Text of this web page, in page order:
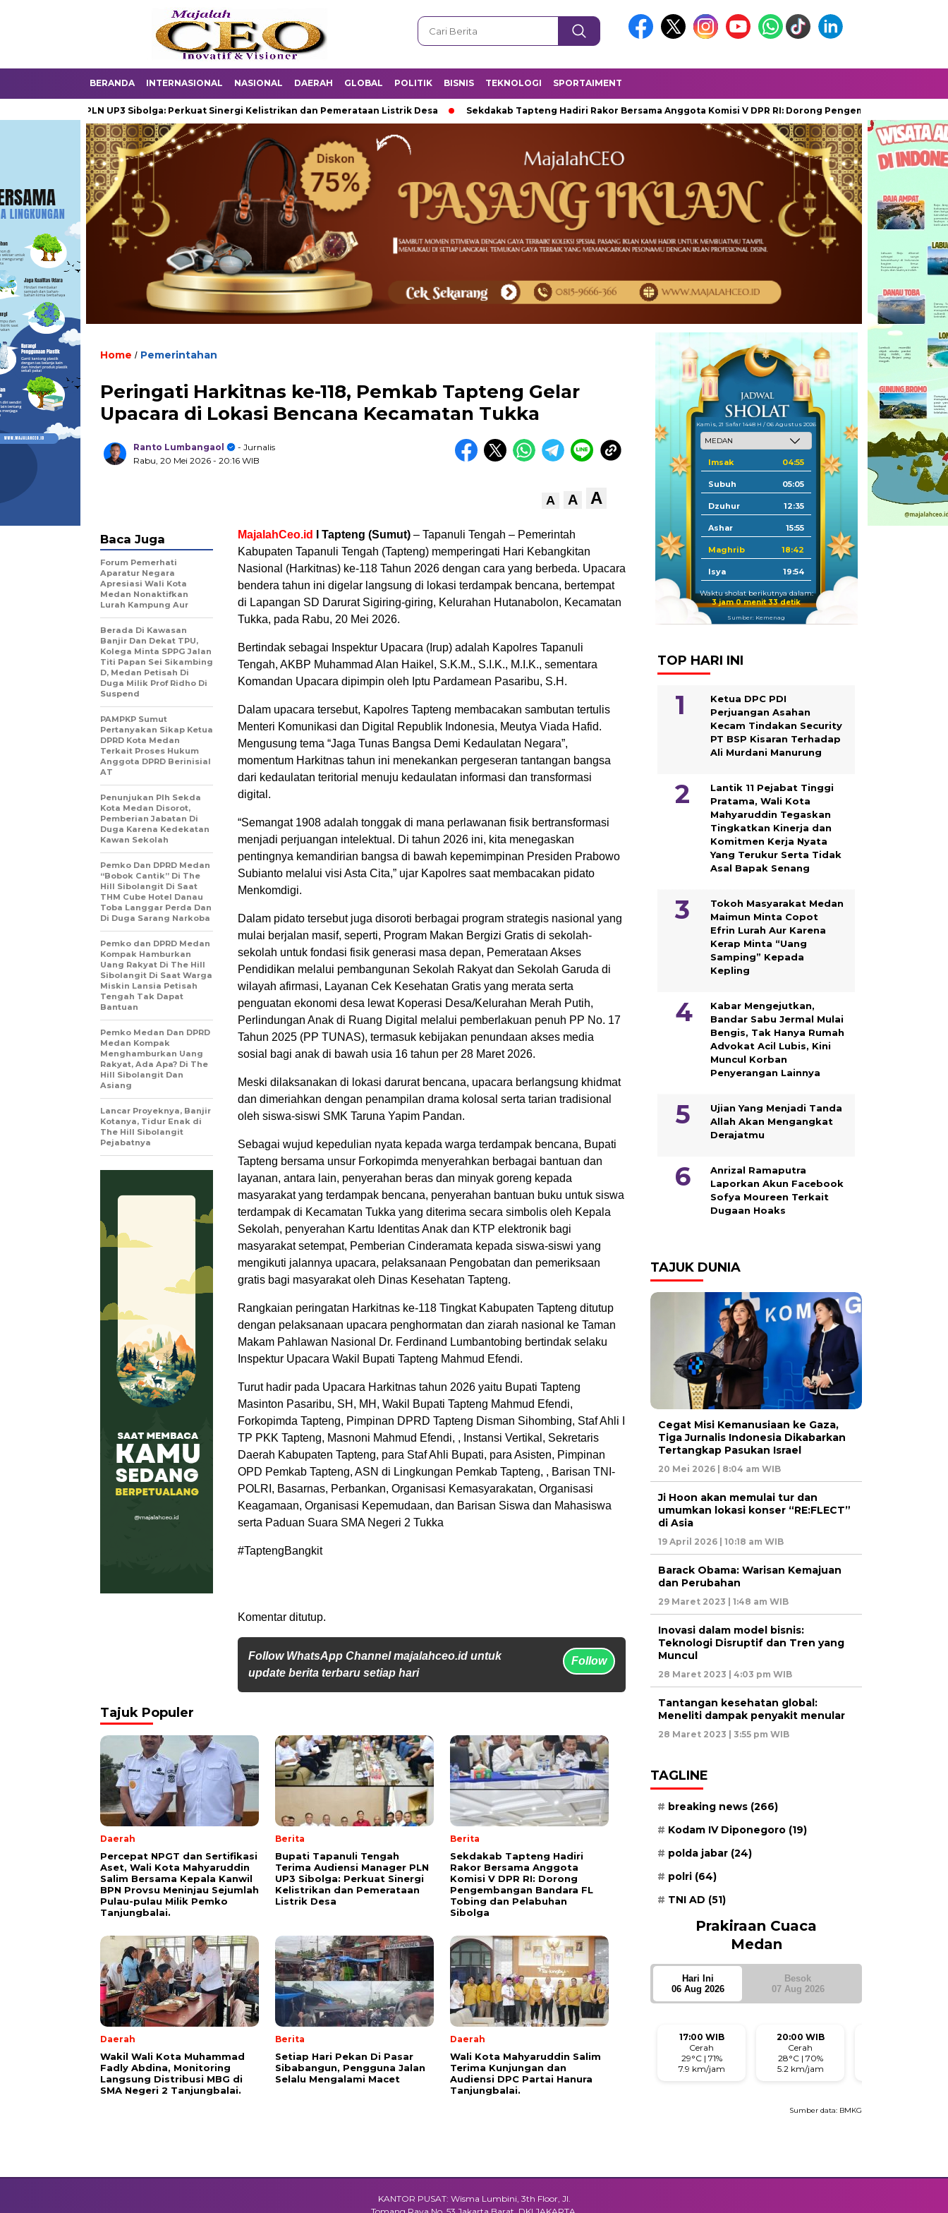
BERANDA INTERNASIONAL NASIONAL DAERAH GLOBAL POLITIK BISNIS TEKNOLOGI SPORTAIMENT
PLN UP3 Sibolga: Perkuat Sinergi Kelistrikan dan Pemerataan Listrik Desa Sekdakab Tapteng Hadiri Rakor Bersama Anggota Komisi V DPR RI: Dorong Pengembangan Bandara FL
Home / Pemerintahan
Peringati Harkitnas ke-118, Pemkab Tapteng Gelar
Upacara di Lokasi Bencana Kecamatan Tukka
Ranto Lumbangaol
- Jurnalis
Rabu, 20 Mei 2026 - 20:16 WIB
A A A
MajalahCeo.id I Tapteng (Sumut) – Tapanuli Tengah – Pemerintah
Kabupaten Tapanuli Tengah (Tapteng) memperingati Hari Kebangkitan
Nasional (Harkitnas) ke-118 Tahun 2026 dengan cara yang berbeda. Upacara
bendera tahun ini digelar langsung di lokasi terdampak bencana, bertempat
di Lapangan SD Darurat Sigiring-giring, Kelurahan Hutanabolon, Kecamatan
Tukka, pada Rabu, 20 Mei 2026.
Bertindak sebagai Inspektur Upacara (Irup) adalah Kapolres Tapanuli
Tengah, AKBP Muhammad Alan Haikel, S.K.M., S.I.K., M.I.K., sementara
Komandan Upacara dipimpin oleh Iptu Pardamean Pasaribu, S.H.
Dalam upacara tersebut, Kapolres Tapteng membacakan sambutan tertulis
Menteri Komunikasi dan Digital Republik Indonesia, Meutya Viada Hafid.
Mengusung tema “Jaga Tunas Bangsa Demi Kedaulatan Negara”,
momentum Harkitnas tahun ini menekankan pergeseran tantangan bangsa
dari kedaulatan teritorial menuju kedaulatan informasi dan transformasi
digital.
“Semangat 1908 adalah tonggak di mana perlawanan fisik bertransformasi
menjadi perjuangan intelektual. Di tahun 2026 ini, kita menegaskan
pentingnya kemandirian bangsa di bawah kepemimpinan Presiden Prabowo
Subianto melalui visi Asta Cita,” ujar Kapolres saat membacakan pidato
Menkomdigi.
Dalam pidato tersebut juga disoroti berbagai program strategis nasional yang
mulai berjalan masif, seperti, Program Makan Bergizi Gratis di sekolah-
sekolah untuk fondasi fisik generasi masa depan, Pemerataan Akses
Pendidikan melalui pembangunan Sekolah Rakyat dan Sekolah Garuda di
wilayah afirmasi, Layanan Cek Kesehatan Gratis yang merata serta
penguatan ekonomi desa lewat Koperasi Desa/Kelurahan Merah Putih,
Perlindungan Anak di Ruang Digital melalui pemberlakuan penuh PP No. 17
Tahun 2025 (PP TUNAS), termasuk kebijakan penundaan akses media
sosial bagi anak di bawah usia 16 tahun per 28 Maret 2026.
Meski dilaksanakan di lokasi darurat bencana, upacara berlangsung khidmat
dan dimeriahkan dengan penampilan drama kolosal serta tarian tradisional
oleh siswa-siswi SMK Taruna Yapim Pandan.
Sebagai wujud kepedulian nyata kepada warga terdampak bencana, Bupati
Tapteng bersama unsur Forkopimda menyerahkan berbagai bantuan dan
layanan, antara lain, penyerahan beras dan minyak goreng kepada
masyarakat yang terdampak bencana, penyerahan bantuan buku untuk siswa
terdampak di Kecamatan Tukka yang diterima secara simbolis oleh Kepala
Sekolah, penyerahan Kartu Identitas Anak dan KTP elektronik bagi
masyarakat setempat, Pemberian Cinderamata kepada siswa-siswi yang
mengikuti jalannya upacara, pelaksanaan Pengobatan dan pemeriksaan
gratis bagi masyarakat oleh Dinas Kesehatan Tapteng.
Rangkaian peringatan Harkitnas ke-118 Tingkat Kabupaten Tapteng ditutup
dengan pelaksanaan upacara penghormatan dan ziarah nasional ke Taman
Makam Pahlawan Nasional Dr. Ferdinand Lumbantobing bertindak selaku
Inspektur Upacara Wakil Bupati Tapteng Mahmud Efendi.
Turut hadir pada Upacara Harkitnas tahun 2026 yaitu Bupati Tapteng
Masinton Pasaribu, SH, MH, Wakil Bupati Tapteng Mahmud Efendi,
Forkopimda Tapteng, Pimpinan DPRD Tapteng Disman Sihombing, Staf Ahli I
TP PKK Tapteng, Masnoni Mahmud Efendi, , Instansi Vertikal, Sekretaris
Daerah Kabupaten Tapteng, para Staf Ahli Bupati, para Asisten, Pimpinan
OPD Pemkab Tapteng, ASN di Lingkungan Pemkab Tapteng, , Barisan TNI-
POLRI, Basarnas, Perbankan, Organisasi Kemasyarakatan, Organisasi
Keagamaan, Organisasi Kepemudaan, dan Barisan Siswa dan Mahasiswa
serta Paduan Suara SMA Negeri 2 Tukka
#TaptengBangkit
Komentar ditutup.
Follow WhatsApp Channel majalahceo.id untuk
update berita terbaru setiap hari
Follow
Baca Juga
Forum Pemerhati
Aparatur Negara
Apresiasi Wali Kota
Medan Nonaktifkan
Lurah Kampung Aur
Berada Di Kawasan
Banjir Dan Dekat TPU,
Kolega Minta SPPG Jalan
Titi Papan Sei Sikambing
D, Medan Petisah Di
Duga Milik Prof Ridho Di
Suspend
PAMPKP Sumut
Pertanyakan Sikap Ketua
DPRD Kota Medan
Terkait Proses Hukum
Anggota DPRD Berinisial
AT
Penunjukan Plh Sekda
Kota Medan Disorot,
Pemberian Jabatan Di
Duga Karena Kedekatan
Kawan Sekolah
Pemko Dan DPRD Medan
“Bobok Cantik” Di The
Hill Sibolangit Di Saat
THM Cube Hotel Danau
Toba Langgar Perda Dan
Di Duga Sarang Narkoba
Pemko dan DPRD Medan
Kompak Hamburkan
Uang Rakyat Di The Hill
Sibolangit Di Saat Warga
Miskin Lansia Petisah
Tengah Tak Dapat
Bantuan
Pemko Medan Dan DPRD
Medan Kompak
Menghamburkan Uang
Rakyat, Ada Apa? Di The
Hill Sibolangit Dan
Asiang
Lancar Proyeknya, Banjir
Kotanya, Tidur Enak di
The Hill Sibolangit
Pejabatnya
Tajuk Populer
Daerah
Percepat NPGT dan Sertifikasi
Aset, Wali Kota Mahyaruddin
Salim Bersama Kepala Kanwil
BPN Provsu Meninjau Sejumlah
Pulau-pulau Milik Pemko
Tanjungbalai.
Berita
Bupati Tapanuli Tengah
Terima Audiensi Manager PLN
UP3 Sibolga: Perkuat Sinergi
Kelistrikan dan Pemerataan
Listrik Desa
Berita
Sekdakab Tapteng Hadiri
Rakor Bersama Anggota
Komisi V DPR RI: Dorong
Pengembangan Bandara FL
Tobing dan Pelabuhan
Sibolga
Daerah
Wakil Wali Kota Muhammad
Fadly Abdina, Monitoring
Langsung Distribusi MBG di
SMA Negeri 2 Tanjungbalai.
Berita
Setiap Hari Pekan Di Pasar
Sibabangun, Pengguna Jalan
Selalu Mengalami Macet
Daerah
Wali Kota Mahyaruddin Salim
Terima Kunjungan dan
Audiensi DPC Partai Hanura
Tanjungbalai.
Kamis, 21 Safar 1448 H / 06 Agustus 2026
Imsak 04:55
Subuh 05:05
Dzuhur 12:35
Ashar 15:55
Maghrib 18:42
Isya 19:54
Waktu sholat berikutnya dalam:
3 jam 0 menit 32 detik
Sumber: Kemenag
TOP HARI INI
Ketua DPC PDI
Perjuangan Asahan
Kecam Tindakan Security
PT BSP Kisaran Terhadap
Ali Murdani Manurung
Lantik 11 Pejabat Tinggi
Pratama, Wali Kota
Mahyaruddin Tegaskan
Tingkatkan Kinerja dan
Komitmen Kerja Nyata
Yang Terukur Serta Tidak
Asal Bapak Senang
Tokoh Masyarakat Medan
Maimun Minta Copot
Efrin Lurah Aur Karena
Kerap Minta “Uang
Samping” Kepada
Kepling
Kabar Mengejutkan,
Bandar Sabu Jermal Mulai
Bengis, Tak Hanya Rumah
Advokat Acil Lubis, Kini
Muncul Korban
Penyerangan Lainnya
Ujian Yang Menjadi Tanda
Allah Akan Mengangkat
Derajatmu
Anrizal Ramaputra
Laporkan Akun Facebook
Sofya Moureen Terkait
Dugaan Hoaks
TAJUK DUNIA
Cegat Misi Kemanusiaan ke Gaza,
Tiga Jurnalis Indonesia Dikabarkan
Tertangkap Pasukan Israel
20 Mei 2026 | 8:04 am WIB
Ji Hoon akan memulai tur dan
umumkan lokasi konser “RE:FLECT”
di Asia
19 April 2026 | 10:18 am WIB
Barack Obama: Warisan Kemajuan
dan Perubahan
29 Maret 2023 | 1:48 am WIB
Inovasi dalam model bisnis:
Teknologi Disruptif dan Tren yang
Muncul
28 Maret 2023 | 4:03 pm WIB
Tantangan kesehatan global:
Meneliti dampak penyakit menular
28 Maret 2023 | 3:55 pm WIB
TAGLINE
breaking news (266)
Kodam IV Diponegoro (19)
polda jabar (24)
polri (64)
TNI AD (51)
Prakiraan Cuaca
Medan
Hari Ini
06 Aug 2026
Besok
07 Aug 2026
17:00 WIB
Cerah
29°C | 71%
7.9 km/jam
20:00 WIB
Cerah
28°C | 70%
5.2 km/jam
Sumber data: BMKG
KANTOR PUSAT: Wisma Lumbini, 3th Floor, Jl.
Tomang Raya No. 53 Jakarta Barat, DKI JAKARTA.